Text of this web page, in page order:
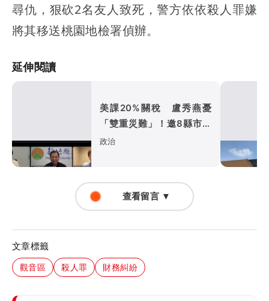
尋仇，狠砍2名友人致死，警方依依殺人罪嫌
將其移送桃園地檢署偵辦。
延伸閱讀
美課20%關稅 盧秀燕憂
「雙重災難」！邀8縣市向
中央提15解方
政治
查看留言 ▼
文章標籤
觀音區 殺人罪 財務糾紛